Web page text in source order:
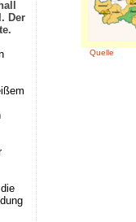
Der
Quelle